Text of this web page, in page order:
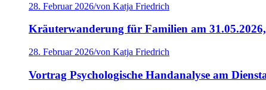
28. Februar 2026/von Katja Friedrich
Kräuterwanderung für Familien am
28. Februar 2026/von Katja Friedrich
Vortrag Psychologische Handanalyse am